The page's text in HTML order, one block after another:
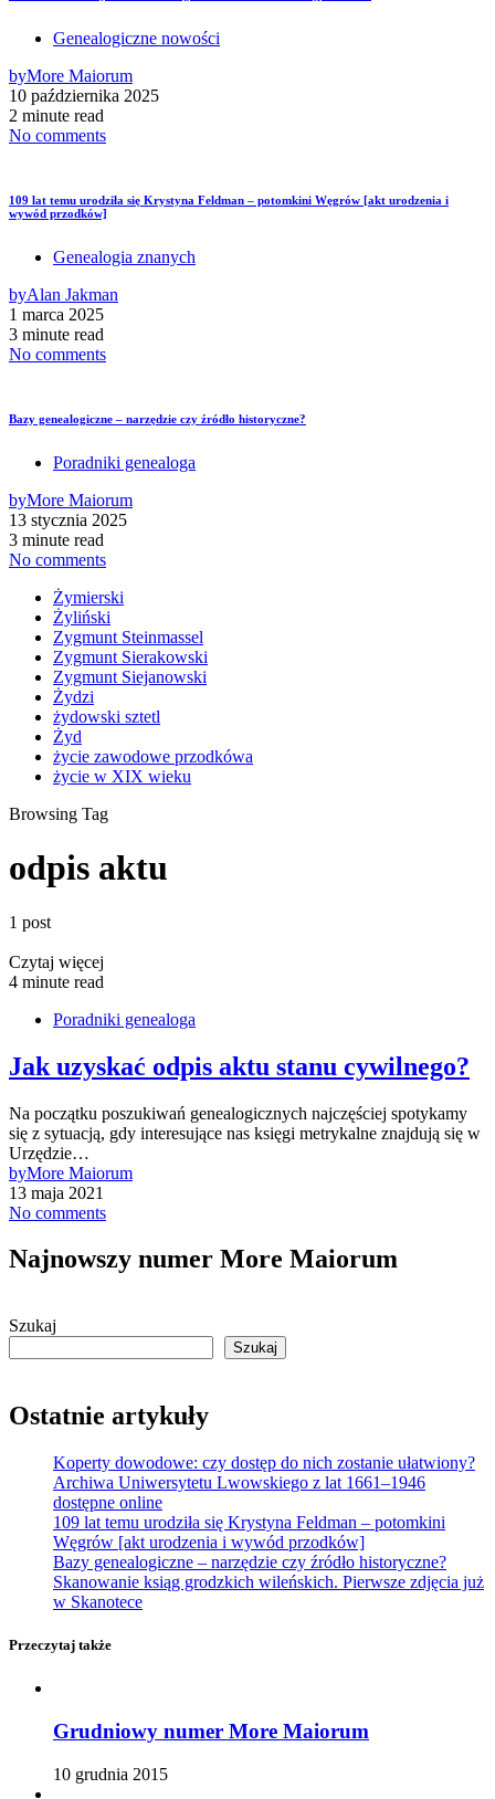
Genealogiczne nowości
byMore Maiorum
10 października 2025
2 minute read
No comments
109 lat temu urodziła się Krystyna Feldman – potomkini Węgrów [akt urodzenia i
wywód przodków]
Genealogia znanych
byAlan Jakman
1 marca 2025
3 minute read
No comments
Bazy genealogiczne – narzędzie czy źródło historyczne?
Poradniki genealoga
byMore Maiorum
13 stycznia 2025
3 minute read
No comments
Żymierski
Żyliński
Zygmunt Steinmassel
Zygmunt Sierakowski
Zygmunt Siejanowski
Żydzi
żydowski sztetl
Żyd
życie zawodowe przodkówa
życie w XIX wieku
Browsing Tag
odpis aktu
1 post
Czytaj więcej
4 minute read
Poradniki genealoga
Jak uzyskać odpis aktu stanu cywilnego?
Na początku poszukiwań genealogicznych najczęściej spotykamy
się z sytuacją, gdy interesujące nas księgi metrykalne znajdują się w
Urzędzie…
byMore Maiorum
13 maja 2021
No comments
Najnowszy numer More Maiorum
Szukaj
Szukaj
Ostatnie artykuły
Koperty dowodowe: czy dostęp do nich zostanie ułatwiony?
Archiwa Uniwersytetu Lwowskiego z lat 1661–1946
dostępne online
109 lat temu urodziła się Krystyna Feldman – potomkini
Węgrów [akt urodzenia i wywód przodków]
Bazy genealogiczne – narzędzie czy źródło historyczne?
Skanowanie ksiąg grodzkich wileńskich. Pierwsze zdjęcia już
w Skanotece
Przeczytaj także
Grudniowy numer More Maiorum
10 grudnia 2015